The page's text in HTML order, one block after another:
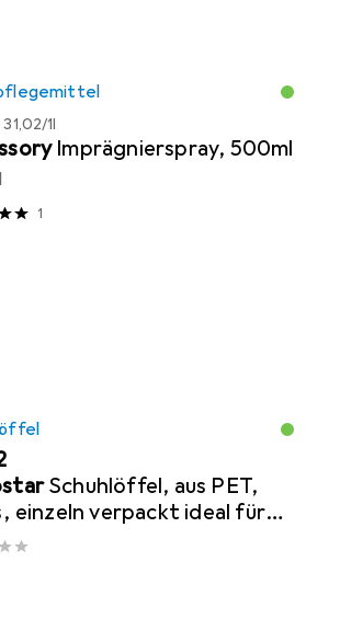
EUR
31,02/1l
Imprägnierspray, 500ml
1
Schuhlöffel, aus PET,
einzeln verpackt ideal für
ergonomische Form für